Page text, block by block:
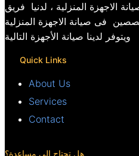
الاجهزة المنزلية ، لدنيا فريق
فى صيانة الاجهزة المنزلية
ويتوفر لدينا صيانة الأجهزة التالية
Quick Links
About Us
Services
Contact
هل تحتاج الي مساعدة؟